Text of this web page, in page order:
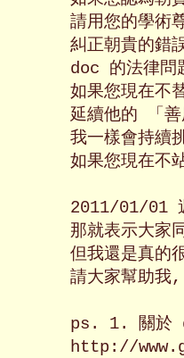
請用您的學
糾正朝貴的錯
doc 的法律問
如果您現在
延續他的 「
我一樣會持續
如果您現在不
2011/01/01
那就表示大家
但我還是真的
請大家幫助我
ps. 1. 關於
http://